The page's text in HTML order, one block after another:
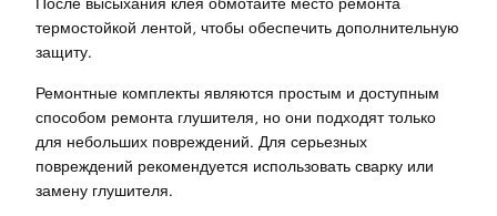
термостойкой лентой, чтобы обеспечить дополнительную
защиту.
Ремонтные комплекты являются простым и доступным
способом ремонта глушителя, но они подходят только
для небольших повреждений. Для серьезных
повреждений рекомендуется использовать сварку или
замену глушителя.